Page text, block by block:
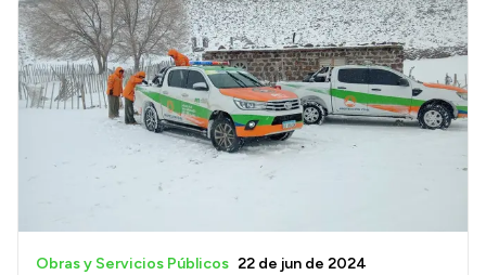
Obras y Servicios Públicos 22 de jun de 2024